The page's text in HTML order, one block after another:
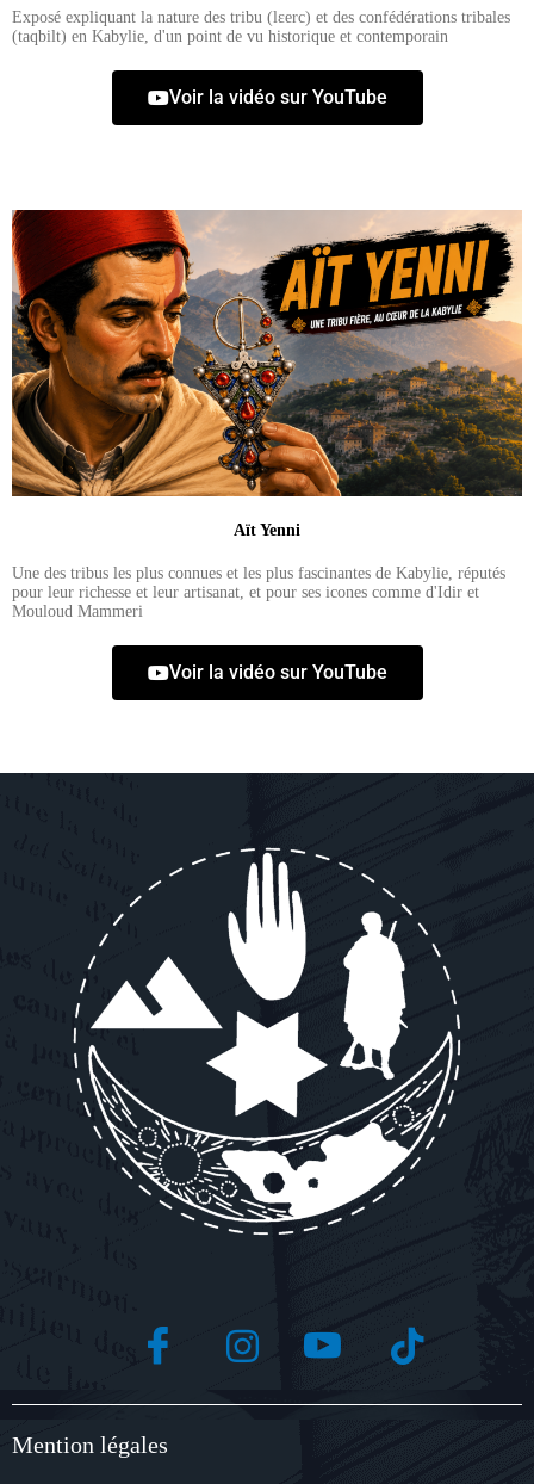
Exposé expliquant la nature des tribu (lɛerc) et des confédérations tribales
(taqbilt) en Kabylie, d'un point de vu historique et contemporain
Voir la vidéo sur YouTube
Aït Yenni
Une des tribus les plus connues et les plus fascinantes de Kabylie, réputés
pour leur richesse et leur artisanat, et pour ses icones comme d'Idir et
Mouloud Mammeri
Voir la vidéo sur YouTube
Mention légales